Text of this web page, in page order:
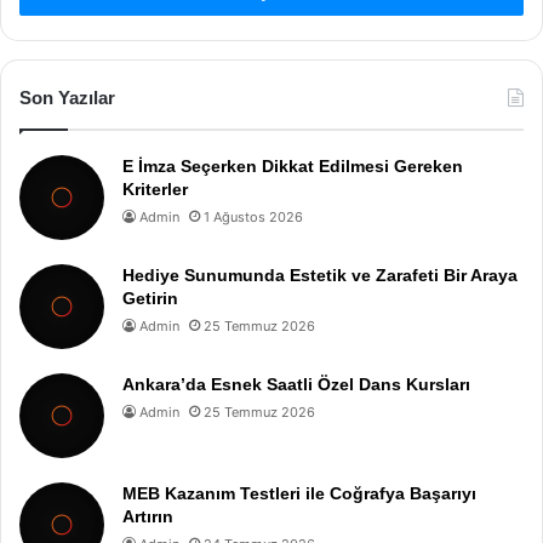
Son Yazılar
E İmza Seçerken Dikkat Edilmesi Gereken
Kriterler
Admin 1 Ağustos 2026
Hediye Sunumunda Estetik ve Zarafeti Bir Araya
Getirin
Admin 25 Temmuz 2026
Ankara’da Esnek Saatli Özel Dans Kursları
Admin 25 Temmuz 2026
MEB Kazanım Testleri ile Coğrafya Başarıyı
Artırın